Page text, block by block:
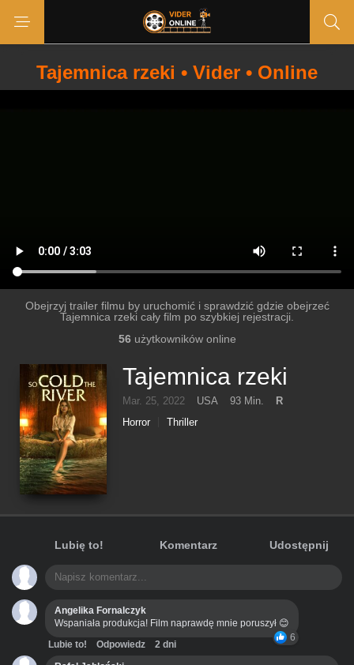
Tajemnica rzeki • Vider • Online
Obejrzyj trailer filmu by uruchomić i sprawdzić gdzie obejrzeć
Tajemnica rzeki cały film po szybkiej rejestracji.
56użytkowników online
Tajemnica rzeki
Mar. 25, 2022 USA 93 Min.
R
Horror
Thriller
Lubię to! Komentarz Udostępnij
Angelika Fornalczyk
Wspaniała produkcja! Film naprawdę mnie poruszył 😊
6
Lubie to! Odpowiedz
2 dni